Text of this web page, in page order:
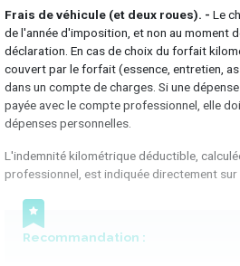
Frais de véhicule (et deux roues). - Le
de l'année d'imposition, et non au moment
déclaration. En cas de choix du forfait
couvert par le forfait (essence, entretien,
dans un compte de charges. Si une
payée avec le compte professionnel, elle
dépenses personnelles.
L'indemnité kilométrique déductible,
professionnel, est indiquée directement
Recommandation :